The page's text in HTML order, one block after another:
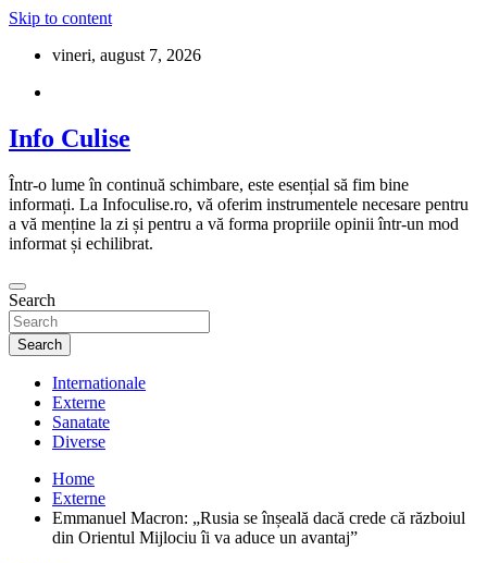
Skip to content
vineri, august 7, 2026
Info Culise
Într-o lume în continuă schimbare, este esențial să fim bine
informați. La Infoculise.ro, vă oferim instrumentele necesare pentru
a vă menține la zi și pentru a vă forma propriile opinii într-un mod
informat și echilibrat.
Search
Search
Internationale
Externe
Sanatate
Diverse
Home
Externe
Emmanuel Macron: „Rusia se înșeală dacă crede că războiul
din Orientul Mijlociu îi va aduce un avantaj”